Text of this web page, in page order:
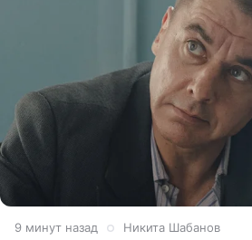
9 минут назад Никита Шабанов